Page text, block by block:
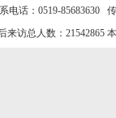
电话：0519-85683630
来访总人数：21542865